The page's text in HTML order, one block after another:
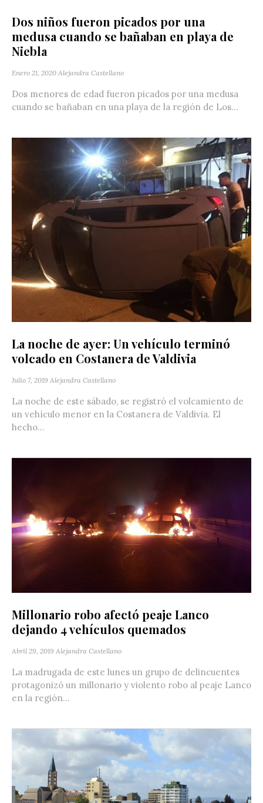
Dos niños fueron picados por una
medusa cuando se bañaban en playa de
Niebla
Enero 21, 2020 Alejandra Castellano
Dos menores de edad fueron picados por una medusa
cuando se bañaban en una playa de la región de Los...
La noche de ayer: Un vehículo terminó
volcado en Costanera de Valdivia
Julio 7, 2019 Alejandra Castellano
La noche de este sábado, se registró el volcamiento de
un vehículo menor en la Costanera de Valdivia. El
hecho...
Millonario robo afectó peaje Lanco
dejando 4 vehículos quemados
Abril 29, 2019 Alejandra Castellano
La madrugada de este lunes un grupo de delincuentes
protagonizó un millonario y violento robo al peaje Lanco
en la región...